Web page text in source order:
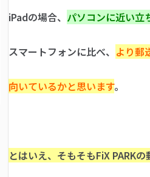
iPadの場合、 パソコンに近い立
スマートフォンに比べ、 より郵
向いているかと思います。
とはいえ、そもそもFiX PARK